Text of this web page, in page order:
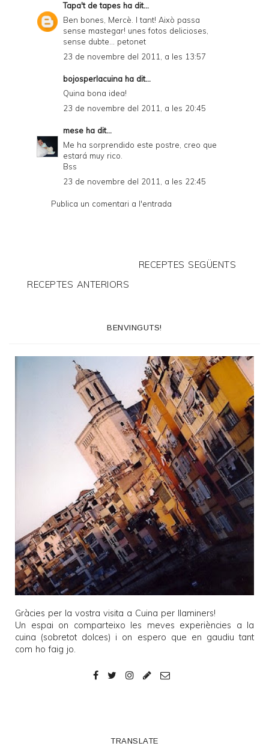
Tapa't de tapes ha dit...
Ben bones, Mercè. I tant! Això passa
sense mastegar! unes fotos delicioses,
sense dubte... petonet
23 de novembre del 2011, a les 13:57
bojosperlacuina ha dit...
Quina bona idea!
23 de novembre del 2011, a les 20:45
mese ha dit...
Me ha sorprendido este postre, creo que
estará muy rico.
Bss
23 de novembre del 2011, a les 22:45
Publica un comentari a l'entrada
RECEPTES SEGÜENTS
RECEPTES ANTERIORS
BENVINGUTS!
Gràcies per la vostra visita a Cuina per llaminers!
Un espai on comparteixo les meves experiències a la
cuina (sobretot dolces) i on espero que en gaudiu tant
com ho faig jo.
TRANSLATE